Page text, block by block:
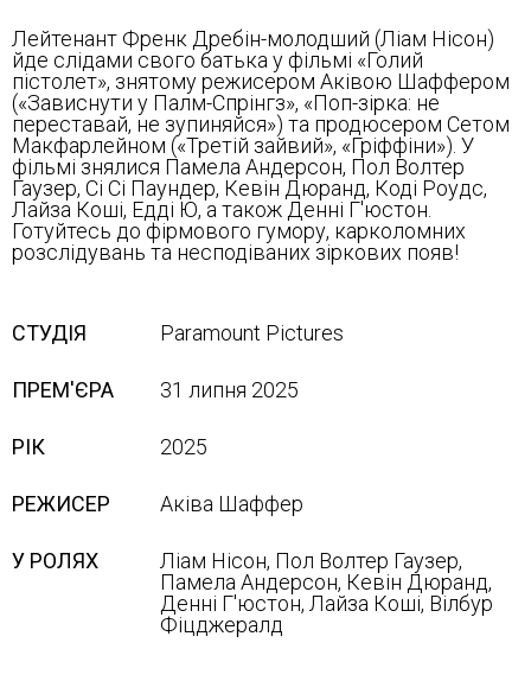
Лейтенант Френк Дребін-молодший (Ліам Нісон)
йде слідами свого батька у фільмі «Голий
пістолет», знятому режисером Аківою Шаффером
(«Зависнути у Палм-Спрінгз», «Поп-зірка: не
переставай, не зупиняйся») та продюсером Сетом
Макфарлейном («Третій зайвий», «Гріффіни»). У
фільмі знялися Памела Андерсон, Пол Волтер
Гаузер, Сі Сі Паундер, Кевін Дюранд, Коді Роудс,
Лайза Коші, Едді Ю, а також Денні Г'юстон.
Готуйтесь до фірмового гумору, карколомних
розслідувань та несподіваних зіркових появ!
СТУДІЯ Paramount Pictures
ПРЕМ'ЄРА 31 липня 2025
РІК 2025
РЕЖИСЕР Аківа Шаффер
У РОЛЯХ
Ліам Нісон, Пол Волтер Гаузер,
Памела Андерсон, Кевін Дюранд,
Денні Г'юстон, Лайза Коші, Вілбур
Фіцджералд